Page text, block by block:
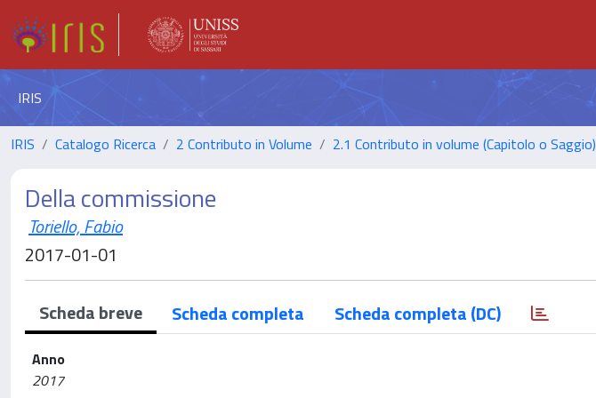
IRIS
IRIS Catalogo Ricerca 2 Contributo in Volume 2.1 Contributo in volume (Capitolo o Saggio)
Della commissione
Toriello, Fabio
2017-01-01
Scheda breve Scheda completa Scheda completa (DC)
Anno
2017